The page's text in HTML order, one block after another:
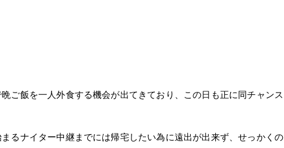
ご飯を一人外食する機会が出てきており、この日も正に同チャンス
るナイター中継までには帰宅したい為に遠出が出来ず、せっかくの